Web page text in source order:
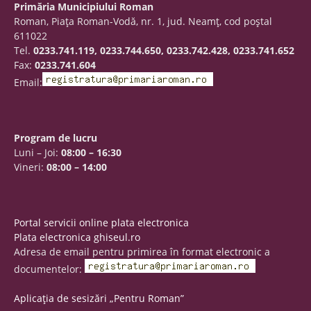
Primăria Municipiului Roman
Roman, Piaţa Roman-Vodă, nr. 1, jud. Neamţ, cod poştal
611022
Tel. 0233.741.119, 0233.744.650, 0233.742.428, 0233.741.652
Fax: 0233.741.604
Email:
Program de lucru
Luni – Joi: 08:00 – 16:30
Vineri: 08:00 – 14:00
Portal servicii online plata electronica
Plata electronica ghiseul.ro
Adresa de email pentru primirea în format electronic a
documentelor:
Aplicația de sesizări „Pentru Roman”